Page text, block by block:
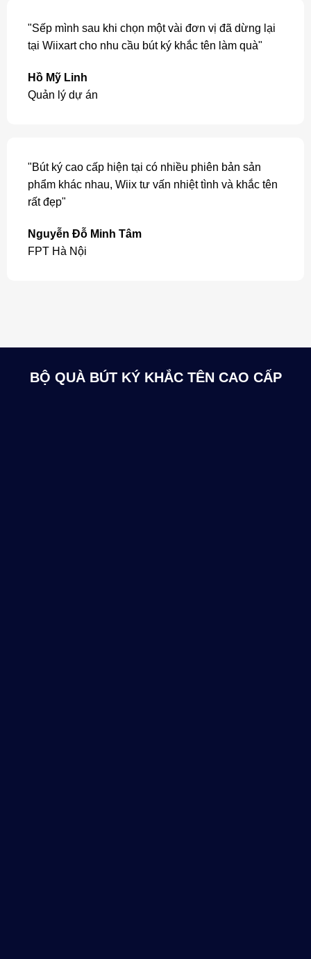
"Sếp mình sau khi chọn một vài đơn vị đã dừng lại
tại Wiixart cho nhu cầu bút ký khắc tên làm quà"
Hồ Mỹ Linh
Quản lý dự án
"Bút ký cao cấp hiện tại có nhiều phiên bản sản
phẩm khác nhau, Wiix tư vấn nhiệt tình và khắc tên
rất đẹp"
Nguyễn Đỗ Minh Tâm
FPT Hà Nội
BỘ QUÀ BÚT KÝ KHẮC TÊN CAO CẤP